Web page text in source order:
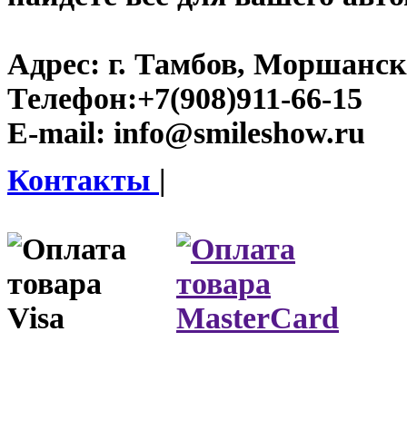
Адрес: г. Тамбов,
Телефон:+7(908)911-66-15
E-mail: info@smileshow.ru
Контакты |